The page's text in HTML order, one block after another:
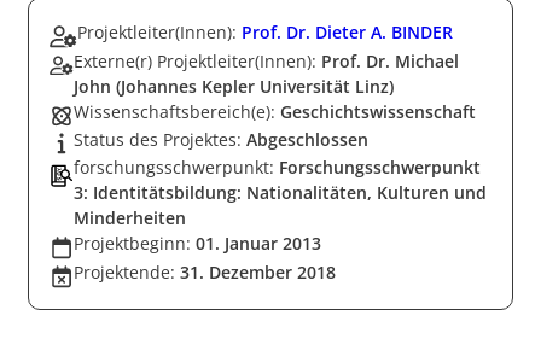
Projektleiter(Innen): Prof. Dr. Dieter A. BINDER
Externe(r) Projektleiter(Innen): Prof. Dr. Michael
John (Johannes Kepler Universität Linz)
Wissenschaftsbereich(e): Geschichtswissenschaft
Status des Projektes: Abgeschlossen
forschungsschwerpunkt: Forschungsschwerpunkt
3: Identitätsbildung: Nationalitäten, Kulturen und
Minderheiten
Projektbeginn: 01. Januar 2013
Projektende: 31. Dezember 2018